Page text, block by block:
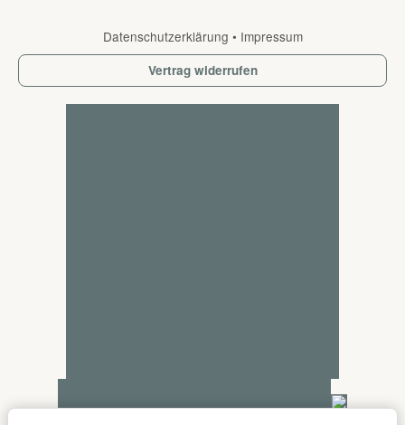
Datenschutzerklärung • Impressum
Vertrag widerrufen